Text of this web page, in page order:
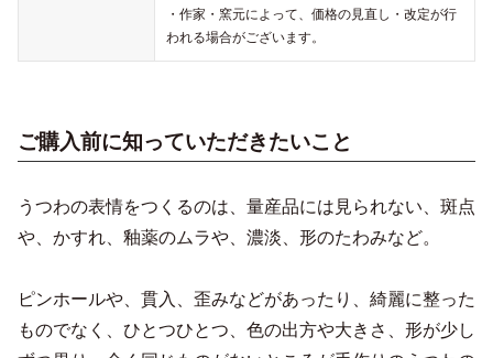
・作家・窯元によって、価格の見直し・改定が行
われる場合がございます。
ご購入前に知っていただきたいこと
うつわの表情をつくるのは、量産品には見られない、斑点
や、かすれ、釉薬のムラや、濃淡、形のたわみなど。
ピンホールや、貫入、歪みなどがあったり、綺麗に整った
ものでなく、ひとつひとつ、色の出方や大きさ、形が少し